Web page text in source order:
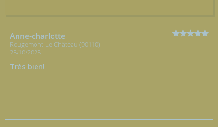
Anne-charlotte
Rougemont-Le-Château (90110)
25/10/2025
Très bien!